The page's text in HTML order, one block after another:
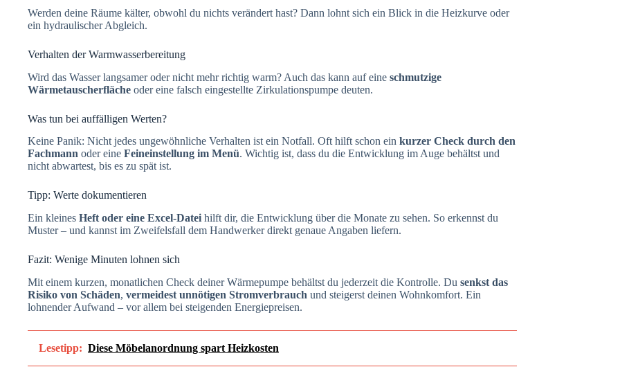
Werden deine Räume kälter, obwohl du nichts verändert hast? Dann lohnt sich ein Blick in die Heizkurve oder
ein hydraulischer Abgleich.
Verhalten der Warmwasserbereitung
Wird das Wasser langsamer oder nicht mehr richtig warm? Auch das kann auf eine schmutzige
Wärmetauscherfläche oder eine falsch eingestellte Zirkulationspumpe deuten.
Was tun bei auffälligen Werten?
Keine Panik: Nicht jedes ungewöhnliche Verhalten ist ein Notfall. Oft hilft schon ein kurzer Check durch den
Fachmann oder eine Feineinstellung im Menü. Wichtig ist, dass du die Entwicklung im Auge behältst und
nicht abwartest, bis es zu spät ist.
Tipp: Werte dokumentieren
Ein kleines Heft oder eine Excel-Datei hilft dir, die Entwicklung über die Monate zu sehen. So erkennst du
Muster – und kannst im Zweifelsfall dem Handwerker direkt genaue Angaben liefern.
Fazit: Wenige Minuten lohnen sich
Mit einem kurzen, monatlichen Check deiner Wärmepumpe behältst du jederzeit die Kontrolle. Du senkst das
Risiko von Schäden, vermeidest unnötigen Stromverbrauch und steigerst deinen Wohnkomfort. Ein
lohnender Aufwand – vor allem bei steigenden Energiepreisen.
Lesetipp: Diese Möbelanordnung spart Heizkosten